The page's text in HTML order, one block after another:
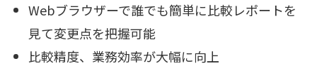
Webブラウザーで誰でも簡単に比較レポートを
見て変更点を把握可能
比較精度、業務効率が大幅に向上